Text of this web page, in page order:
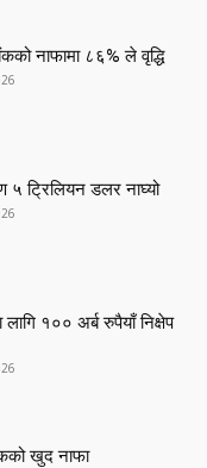
नाफामा ८६% ले वृद्धि
५ ट्रिलियन डलर नाघ्यो
१०० अर्ब रुपैयाँ निक्षेप
खुद नाफा